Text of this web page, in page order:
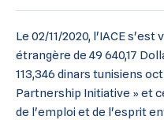
Le 02/11/2020, l'IACE
étrangère de 49 640,17
113,346 dinars tunisiens
Partnership Initiative » et
de l'emploi et de l'esprit